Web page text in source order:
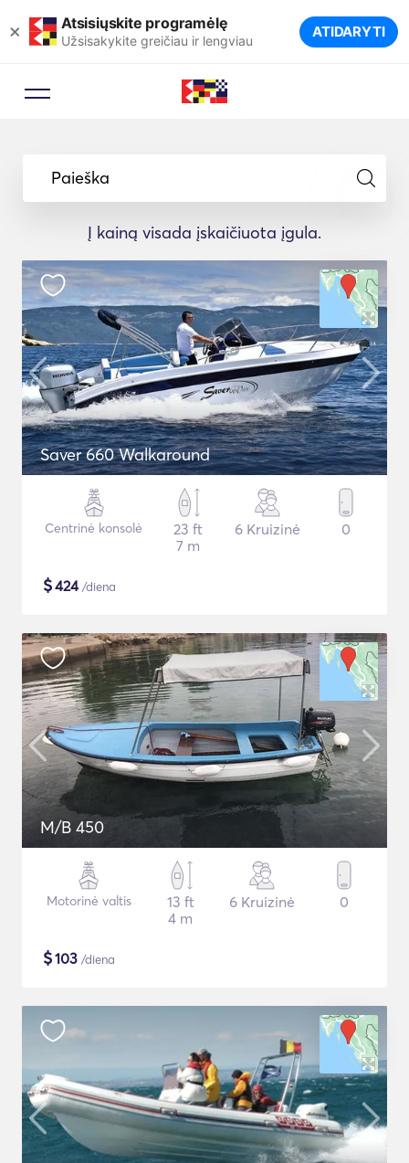
× Atsisiųskite programėlę
Užsisakykite greičiau ir lengviau ATIDARYTI
Paieška
Į kainą visada įskaičiuota įgula.
Saver 660 Walkaround
Centrinė konsolė
23 ft
7 m
6 Kruizinė 0
$424/diena
M/B 450
Motorinė valtis
13 ft
4 m
6 Kruizinė 0
$103 /diena